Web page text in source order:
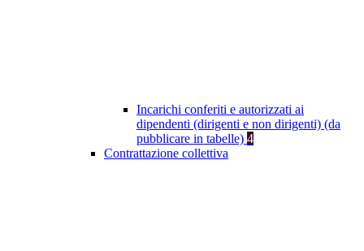
Incarichi conferiti e autorizzati ai
dipendenti (dirigenti e non dirigenti) (da
pubblicare in tabelle) 4
Contrattazione collettiva